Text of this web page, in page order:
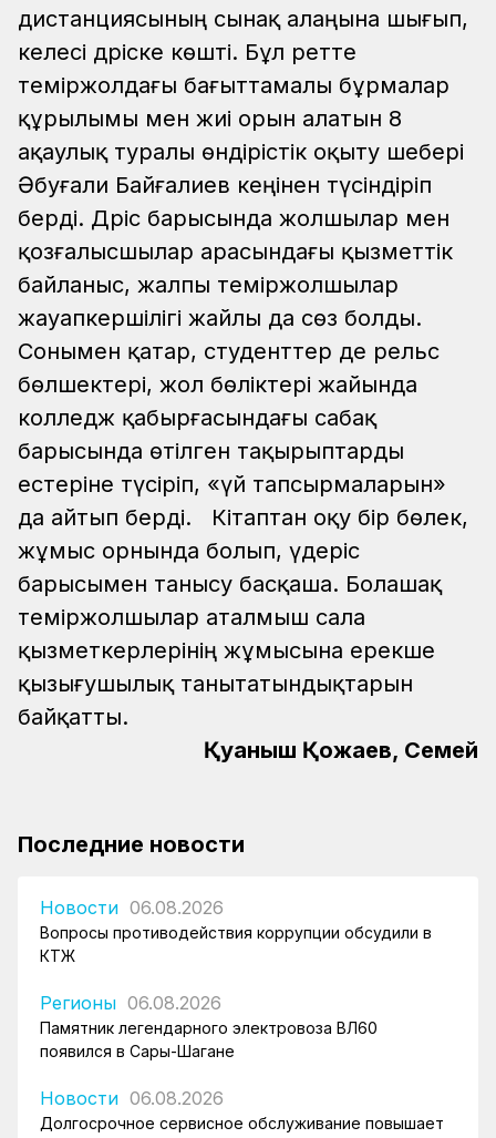
дистанциясының сынақ алаңына шығып,
келесі дәріске көшті. Бұл ретте
теміржолдағы бағыттамалы бұрмалар
құрылымы мен жиі орын алатын 8
ақаулық туралы өндірістік оқыту шебері
Әбуғали Байғалиев кеңінен түсіндіріп
берді. Дәріс барысында жолшылар мен
қозғалысшылар арасындағы қызметтік
байланыс, жалпы теміржолшылар
жауапкершілігі жайлы да сөз болды.
Сонымен қатар, студенттер де рельс
бөлшектері, жол бөліктері жайында
колледж қабырғасындағы сабақ
барысында өтілген тақырыптарды
естеріне түсіріп, «үй тапсырмаларын»
да айтып берді.
Кітаптан оқу бір бөлек,
жұмыс орнында болып, үдеріс
барысымен танысу басқаша. Болашақ
теміржолшылар аталмыш сала
қызметкерлерінің жұмысына ерекше
қызығушылық танытатындықтарын
байқатты.
Қуаныш Қожаев, Семей
Последние новости
Новости 06.08.2026
Вопросы противодействия коррупции обсудили в
КТЖ
Регионы 06.08.2026
Памятник легендарного электровоза ВЛ60
появился в Сары-Шагане
Новости 06.08.2026
Долгосрочное сервисное обслуживание повышает